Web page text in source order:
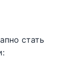
стать